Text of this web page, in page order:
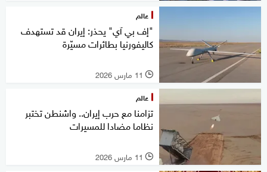
عالم
"إف بي آي" يحذر: إيران قد تستهدف
كاليفورنيا بطائرات مسيّرة
l 11 مارس 2026
عالم
تزامنا مع حرب إيران.. واشنطن تختبر
نظاما مضادا للمسيرات
l 11 مارس 2026